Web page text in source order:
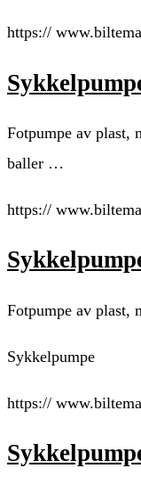
https://
Fotpumpe av plast,
baller …
https://
Fotpumpe av plast,
Sykkelpumpe
https://